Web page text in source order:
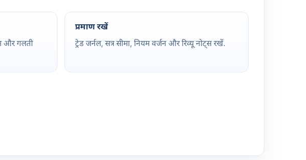
और गलती
प्रमाण रखें
ट्रेड जर्नल, सत्र सीमा, नियम वर्जन और रिव्यू नोट्स रखें.